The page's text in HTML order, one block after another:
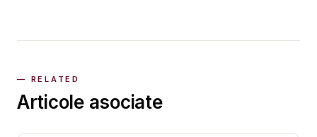
Articole asociate